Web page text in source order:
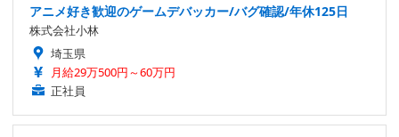
アニメ好き歓迎のゲームデバッカー/バグ確認/年休125日
株式会社小林
埼玉県
月給29万500円～60万円
正社員